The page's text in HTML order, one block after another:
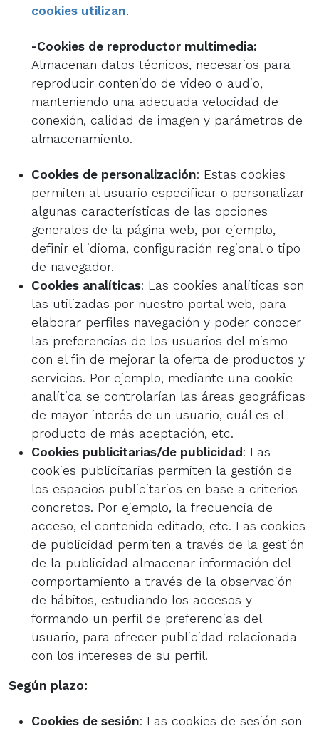
cookies utilizan.
-Cookies de reproductor multimedia:
Almacenan datos técnicos, necesarios para
reproducir contenido de video o audio,
manteniendo una adecuada velocidad de
conexión, calidad de imagen y parámetros de
almacenamiento.
Cookies de personalización: Estas cookies
permiten al usuario especificar o personalizar
algunas características de las opciones
generales de la página web, por ejemplo,
definir el idioma, configuración regional o tipo
de navegador.
Cookies analíticas: Las cookies analíticas son
las utilizadas por nuestro portal web, para
elaborar perfiles navegación y poder conocer
las preferencias de los usuarios del mismo
con el fin de mejorar la oferta de productos y
servicios. Por ejemplo, mediante una cookie
analítica se controlarían las áreas geográficas
de mayor interés de un usuario, cuál es el
producto de más aceptación, etc.
Cookies publicitarias/de publicidad: Las
cookies publicitarias permiten la gestión de
los espacios publicitarios en base a criterios
concretos. Por ejemplo, la frecuencia de
acceso, el contenido editado, etc. Las cookies
de publicidad permiten a través de la gestión
de la publicidad almacenar información del
comportamiento a través de la observación
de hábitos, estudiando los accesos y
formando un perfil de preferencias del
usuario, para ofrecer publicidad relacionada
con los intereses de su perfil.
Según plazo:
Cookies de sesión: Las cookies de sesión son